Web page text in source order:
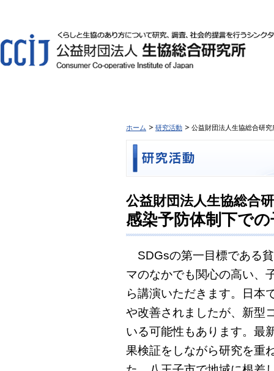
ホーム 研究活動 公益財団法人生協総合研
公益財団法人生協総合
感染予防体制下で
SDGsの第一目標である
マのなかでも関心の高い、
ら講演いただきます。日本
や改善されましたが、新型
いる可能性もあります。最
果検証をしながら研究を重